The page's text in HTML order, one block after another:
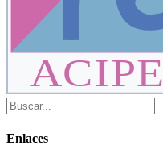
ACIPE
Enlaces